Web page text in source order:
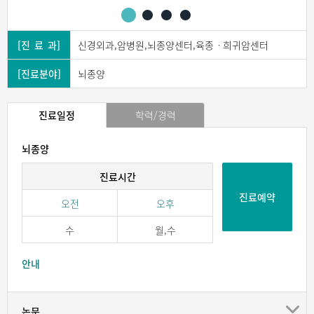
[진 료 과] 신경외과,암병원,뇌종양센터,육종ㆍ희귀암센터
[진료분야] 뇌종양
진료일정 학력/경력
뇌종양
진료시간
오전
오후
수
월,수
진료예약
안내
논문